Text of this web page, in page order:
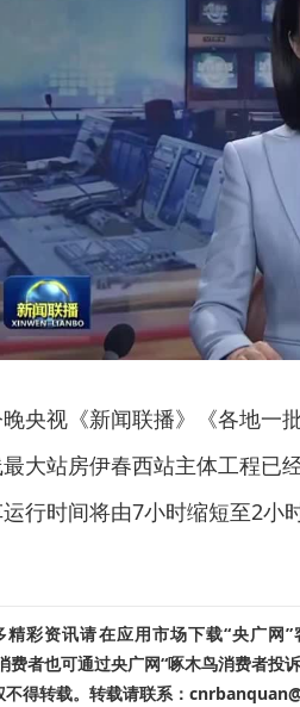
央视《新闻联播》《各地一
大站房伊春西站主体工程已
行时间将由7小时缩短至2小时
精彩资讯请在应用市场下载“央广网
费者也可通过央广网“啄木鸟消费者投
不得转载。转载请联系：